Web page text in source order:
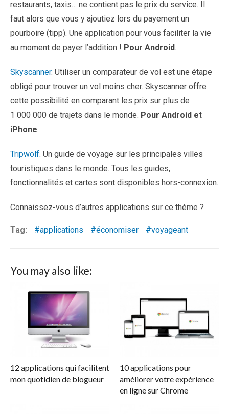
restaurants, taxis… ne contient pas le prix du service. Il
faut alors que vous y ajoutiez lors du payement un
pourboire (tipp). Une application pour vous faciliter la vie
au moment de payer l’addition ! Pour Android.
Skyscanner. Utiliser un comparateur de vol est une étape
obligé pour trouver un vol moins cher. Skyscanner offre
cette possibilité en comparant les prix sur plus de
1 000 000 de trajets dans le monde. Pour Android et
iPhone.
Tripwolf. Un guide de voyage sur les principales villes
touristiques dans le monde. Tous les guides,
fonctionnalités et cartes sont disponibles hors-connexion.
Connaissez-vous d’autres applications sur ce thème ?
Tag: applications économiser voyageant
You may also like:
12 applications qui facilitent
mon quotidien de blogueur
10 applications pour
améliorer votre expérience
en ligne sur Chrome